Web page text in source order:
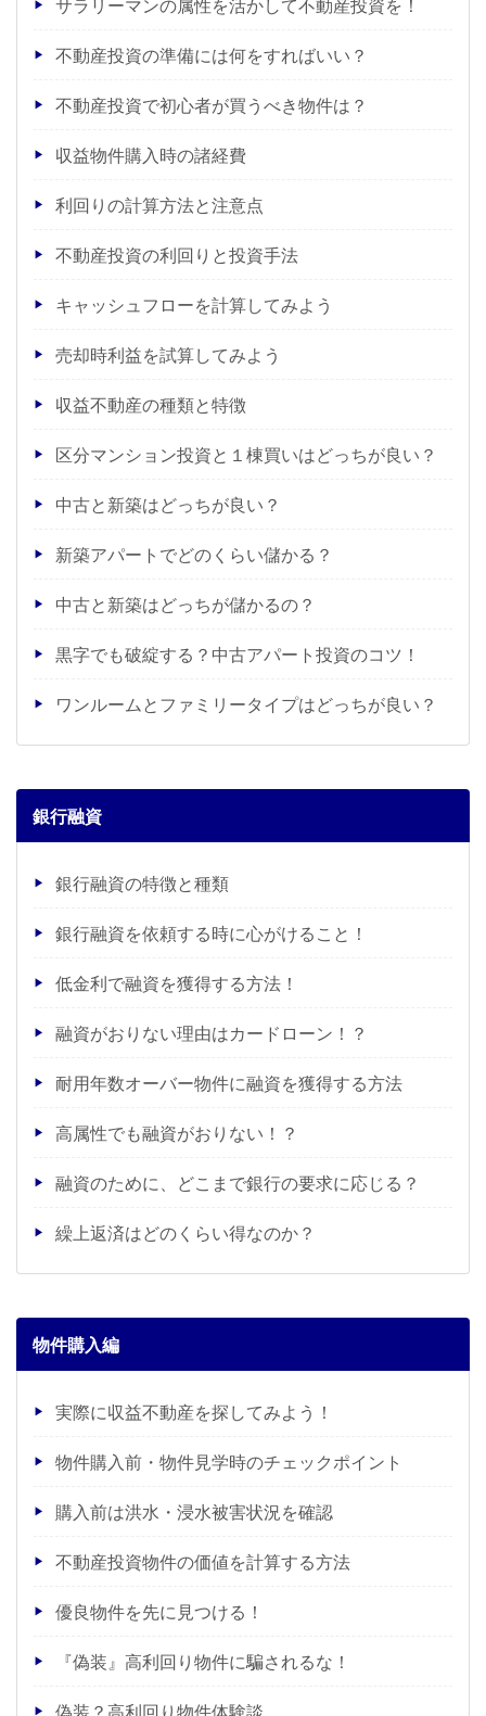
不動産投資の準備には何をすればいい？
不動産投資で初心者が買うべき物件は？
収益物件購入時の諸経費
利回りの計算方法と注意点
不動産投資の利回りと投資手法
キャッシュフローを計算してみよう
売却時利益を試算してみよう
収益不動産の種類と特徴
区分マンション投資と１棟買いはどっちが良い？
中古と新築はどっちが良い？
新築アパートでどのくらい儲かる？
中古と新築はどっちが儲かるの？
黒字でも破綻する？中古アパート投資のコツ！
ワンルームとファミリータイプはどっちが良い？
銀行融資
銀行融資の特徴と種類
銀行融資を依頼する時に心がけること！
低金利で融資を獲得する方法！
融資がおりない理由はカードローン！？
耐用年数オーバー物件に融資を獲得する方法
高属性でも融資がおりない！？
融資のために、どこまで銀行の要求に応じる？
繰上返済はどのくらい得なのか？
物件購入編
実際に収益不動産を探してみよう！
物件購入前・物件見学時のチェックポイント
購入前は洪水・浸水被害状況を確認
不動産投資物件の価値を計算する方法
優良物件を先に見つける！
『偽装』高利回り物件に騙されるな！
偽装？高利回り物件体験談